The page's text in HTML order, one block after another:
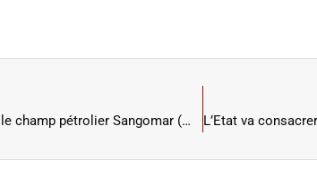
Près de 4 millions de barils produits et commercialisés par le champ pétrolier Sangomar (ministère)